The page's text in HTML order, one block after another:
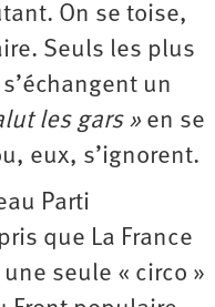
On se toise,
Seuls les plus
un
les gars » en se
eux, s’ignorent.
Parti
que La France
seule « circo »